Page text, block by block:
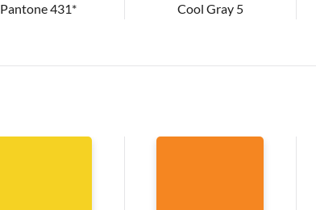
Pantone 431* Cool Gray 5